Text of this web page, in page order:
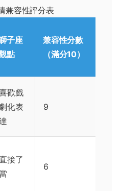
兼容性評分表
子座
點
兼容性分數
（滿分10）
歡戲
劇化表
9
接了
6